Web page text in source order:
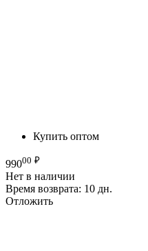
Купить оптом
99000 ₽
Нет в наличии
Время возврата: 10 дн.
Отложить